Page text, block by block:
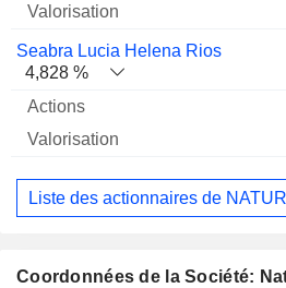
Seabra Lucia Helena Rios
4,828 %
Liste des actionnaires de
Coordonnées de la Société: